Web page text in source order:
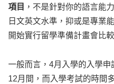
項目 ，不是針對你的語言能
日文英文水準，抑或是專業
開始實行留學準備計畫會比
一般而言，4月入學的入學申
12月間，而入學考試的時間